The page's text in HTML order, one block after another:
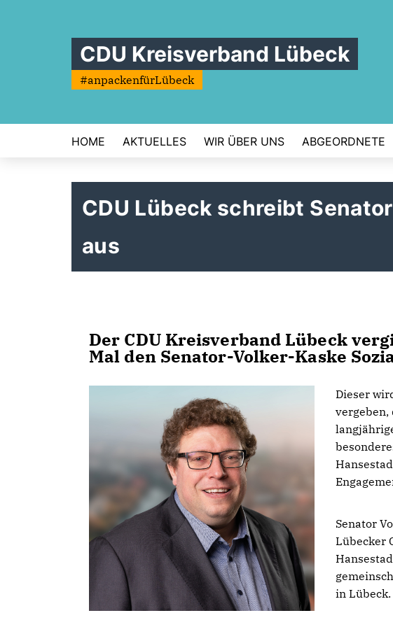
CDU Kreisverband Lübeck
#anpackenfürLübeck
HOME AKTUELLES WIR ÜBER UNS ABGEORDNETE
CDU Lübeck schreibt
aus
Der CDU Kreisverband Lübeck
Mal den Senator-Volker-Kaske
Dieser
vergeben,
Senator
Lübecker
in Lübeck.